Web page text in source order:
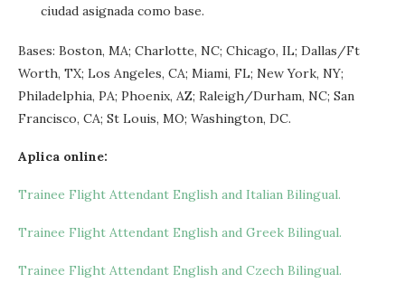
ciudad asignada como base.
Bases: Boston, MA; Charlotte, NC; Chicago, IL; Dallas/Ft
Worth, TX; Los Angeles, CA; Miami, FL; New York, NY;
Philadelphia, PA; Phoenix, AZ; Raleigh/Durham, NC; San
Francisco, CA; St Louis, MO; Washington, DC.
Aplica online:
Trainee Flight Attendant English and Italian Bilingual.
Trainee Flight Attendant English and Greek Bilingual.
Trainee Flight Attendant English and Czech Bilingual.